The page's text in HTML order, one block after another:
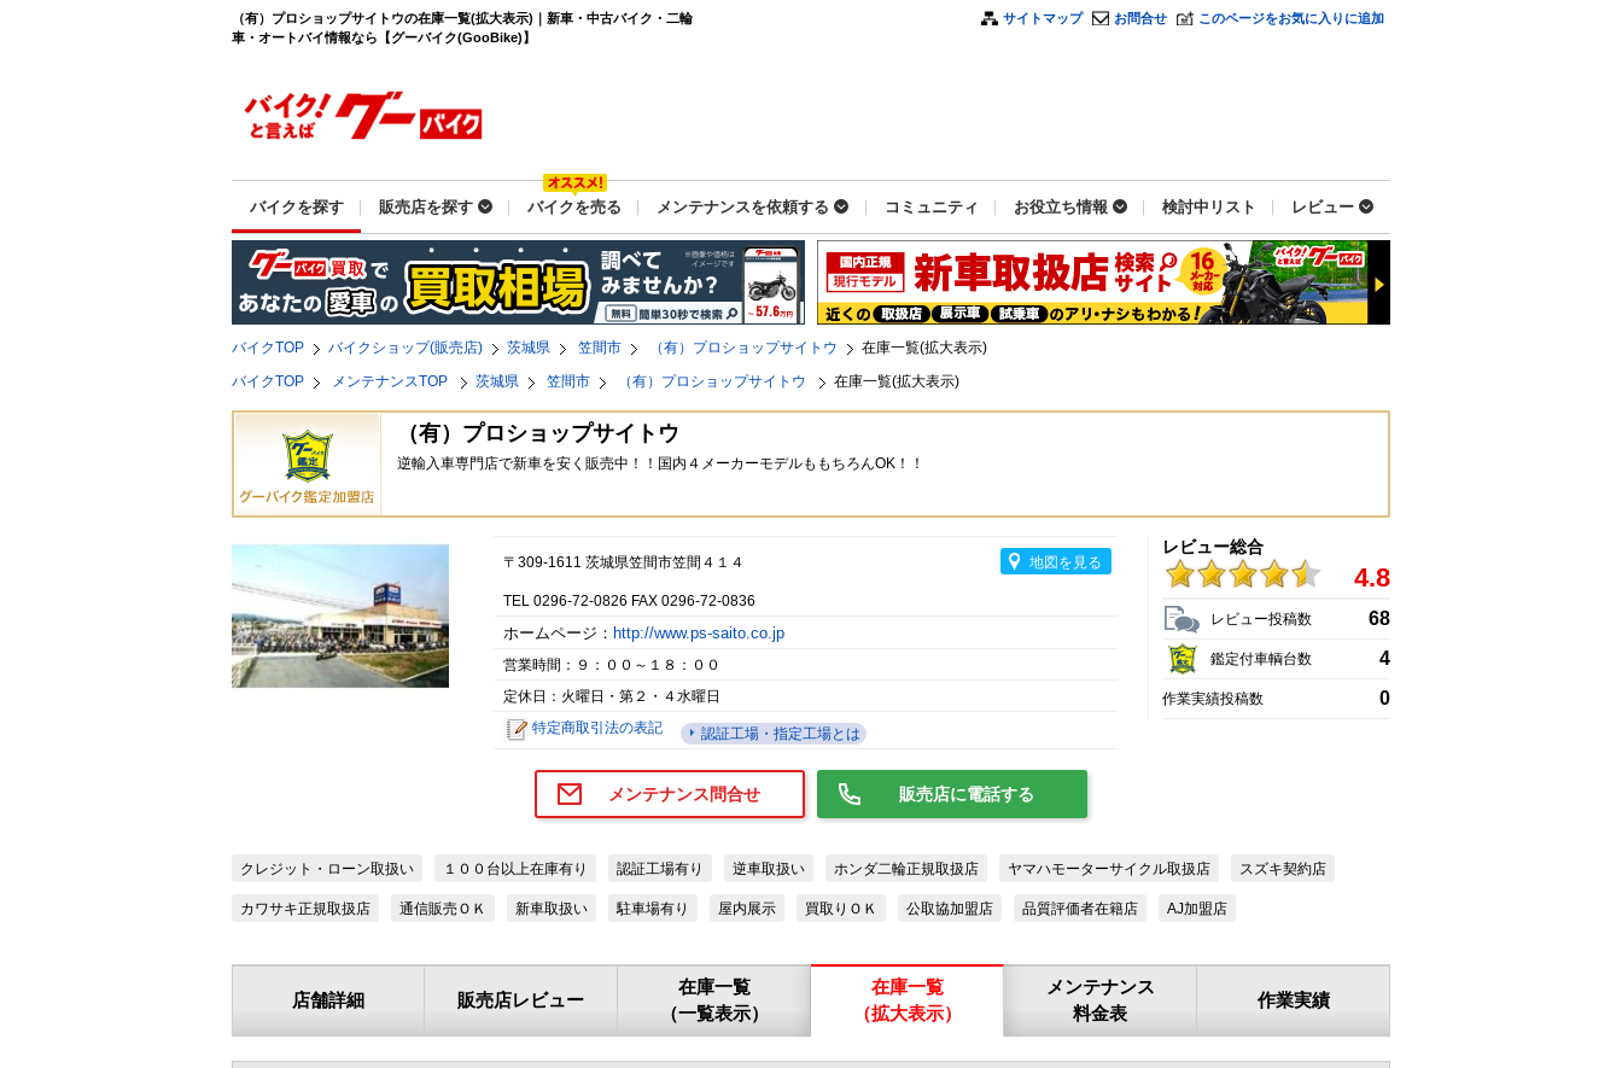
（有）プロショップサイトウの在庫一覧(拡大表示)｜新車・中古バイク・二輪
車・オートバイ情報なら【グーバイク(GooBike)】
サイトマップ お問合せ このページをお気に入りに追加
バイクを探す 販売店を探す バイクを売る メンテナンスを依頼する コミュニティ お役立ち情報 検討中リスト レビュー
バイクTOP バイクショップ(販売店) 茨城県 笠間市 （有）プロショップサイトウ
在庫一覧(拡大表示)
バイクTOP
メンテナンスTOP 茨城県 笠間市 （有）プロショップサイトウ 在庫一覧(拡大表示)
（有）プロショップサイトウ
逆輸入車専門店で新車を安く販売中！！国内４メーカーモデルももちろんOK！！
〒309-1611 茨城県笠間市笠間４１４ 地図を見る
TEL 0296-72-0826 FAX 0296-72-0836
ホームページ： http://www.ps-saito.co.jp
営業時間：９：００～１８：００
定休日：火曜日・第２・４水曜日
特定商取引法の表記
認証工場・指定工場とは
レビュー総合
4.8
レビュー投稿数 68
鑑定付車輌台数 4
作業実績投稿数 0
メンテナンス問合せ 販売店に電話する
クレジット・ローン取扱い １００台以上在庫有り 認証工場有り 逆車取扱い ホンダ二輪正規取扱店 ヤマハモーターサイクル取扱店 スズキ契約店
カワサキ正規取扱店 通信販売ＯＫ 新車取扱い 駐車場有り 屋内展示 買取りＯＫ 公取協加盟店 品質評価者在籍店 AJ加盟店
店舗詳細 販売店レビュー
在庫一覧
（一覧表示）
在庫一覧
（拡大表示）
メンテナンス
料金表
作業実績